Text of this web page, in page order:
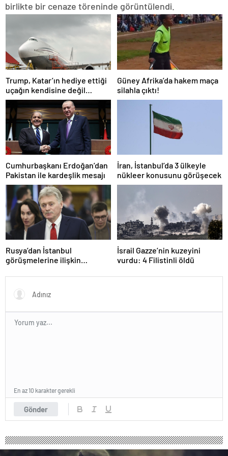
birlikte bir cenaze töreninde görüntülendi.
Trump, Katar’ın hediye ettiği
uçağın kendisine değil
Pentagon’a verileceğini
açıkladı
Güney Afrika’da hakem maça
silahla çıktı!
Cumhurbaşkanı Erdoğan’dan
Pakistan ile kardeşlik mesajı
İran, İstanbul’da 3 ülkeyle
nükleer konusunu görüşecek
Rusya’dan İstanbul
görüşmelerine ilişkin
İsrail Gazze’nin kuzeyini
vurdu: 4 Filistinli öldü
Gönder
En az 10 karakter gerekli